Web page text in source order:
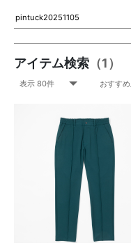
アイテム検索 （1）